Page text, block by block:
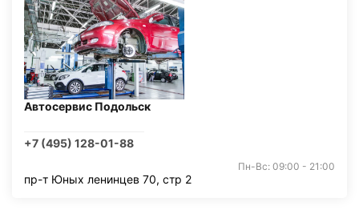
Автосервис Подольск
+7 (495) 128-01-88
Пн-Вс: 09:00 - 21:00
пр-т Юных ленинцев 70, стр 2